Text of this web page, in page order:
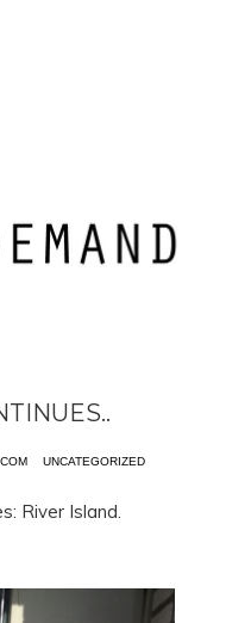
UNCATEGORIZED
River Island.